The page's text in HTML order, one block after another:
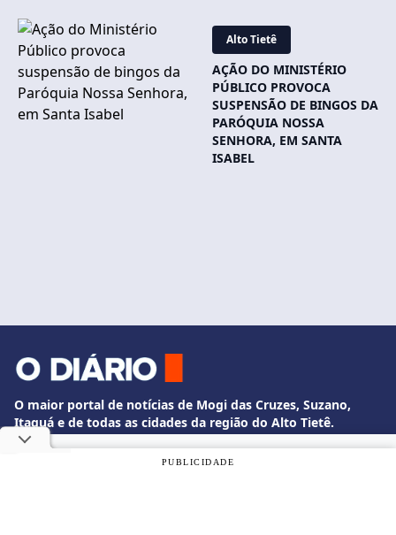
Alto Tietê
AÇÃO DO MINISTÉRIO
PÚBLICO PROVOCA
SUSPENSÃO DE BINGOS DA
PARÓQUIA NOSSA
SENHORA, EM SANTA
ISABEL
O maior portal de notícias de Mogi das Cruzes, Suzano,
Itaquá e de todas as cidades da região do Alto Tietê.
Informação de qualidade e credibilidade.
Utilizamos cookies, de acordo com a nossa
PUBLICIDADE